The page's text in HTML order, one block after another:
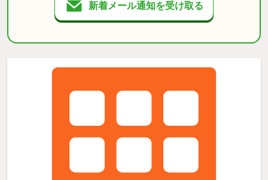
新着メール通知を受け取る